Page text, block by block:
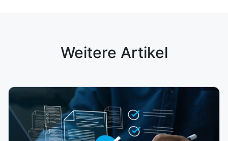
Weitere Artikel